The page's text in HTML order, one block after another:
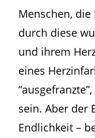
Menschen,
durch diese
und ihrem
eines
sein. Aber der
Endlichkeit –